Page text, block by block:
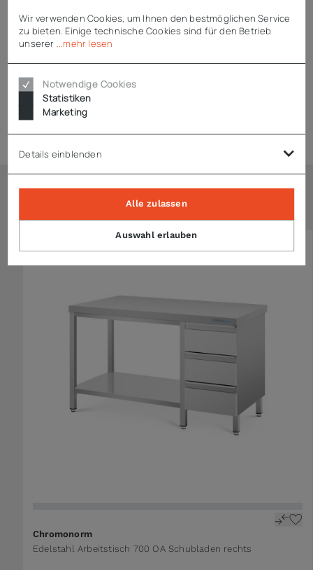
durchgehend fest verschweißt
verschliffene Schweißnähte
Niveauausgleich von -5 / +10 mm möglich
Wertarbeit made in Germany
Technische Daten
Ähnliche Artikel
Chromonorm
Edelstahl Arbeitstisch 700 OA Schubladen rechts
The price depends on the options chosen on the
Wir verwenden Cookies, um Ihnen den bestmöglichen Service
zu bieten. Einige technische Cookies sind für den Betrieb
unserer
...mehr lesen
Notwendige Cookies
Statistiken
Marketing
Details einblenden
Auswahl erlauben
Alle zulassen